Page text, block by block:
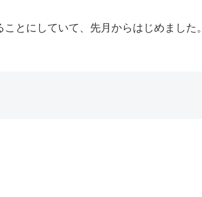
とにしていて、先月からはじめました。